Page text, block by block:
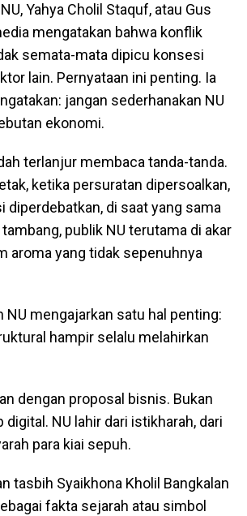
Yahya Cholil Staquf, atau Gus
mengatakan bahwa konflik
semata-mata dipicu konsesi
lain. Pernyataan ini penting. Ia
jangan sederhanakan NU
ekonomi.
terlanjur membaca tanda-tanda.
ketika persuratan dipersoalkan,
diperdebatkan, di saat yang sama
publik NU terutama di akar
aroma yang tidak sepenuhnya
NU mengajarkan satu hal penting:
hampir selalu melahirkan
dengan proposal bisnis. Bukan
digital. NU lahir dari istikharah, dari
para kiai sepuh.
tasbih Syaikhona Kholil Bangkalan
fakta sejarah atau simbol